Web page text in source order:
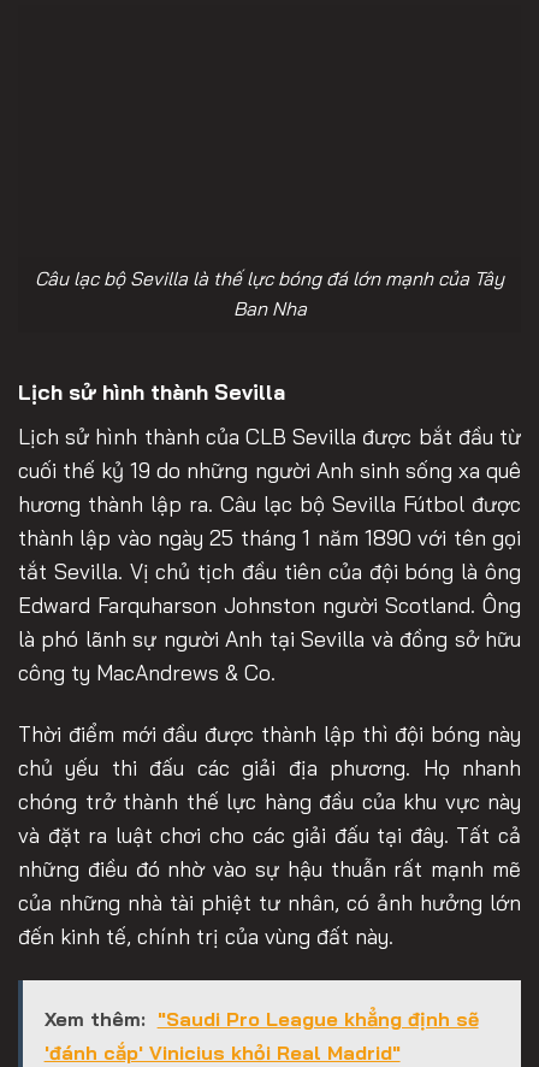
Câu lạc bộ Sevilla là thế lực bóng đá lớn mạnh của Tây
Ban Nha
Lịch sử hình thành Sevilla
Lịch sử hình thành của CLB Sevilla được bắt đầu từ
cuối thế kỷ 19 do những người Anh sinh sống xa quê
hương thành lập ra. Câu lạc bộ Sevilla Fútbol được
thành lập vào ngày 25 tháng 1 năm 1890 với tên gọi
tắt Sevilla. Vị chủ tịch đầu tiên của đội bóng là ông
Edward Farquharson Johnston người Scotland. Ông
là phó lãnh sự người Anh tại Sevilla và đồng sở hữu
công ty MacAndrews & Co.
Thời điểm mới đầu được thành lập thì đội bóng này
chủ yếu thi đấu các giải địa phương. Họ nhanh
chóng trở thành thế lực hàng đầu của khu vực này
và đặt ra luật chơi cho các giải đấu tại đây. Tất cả
những điều đó nhờ vào sự hậu thuẫn rất mạnh mẽ
của những nhà tài phiệt tư nhân, có ảnh hưởng lớn
đến kinh tế, chính trị của vùng đất này.
Xem thêm: "Saudi Pro League khẳng định sẽ
'đánh cắp' Vinicius khỏi Real Madrid"